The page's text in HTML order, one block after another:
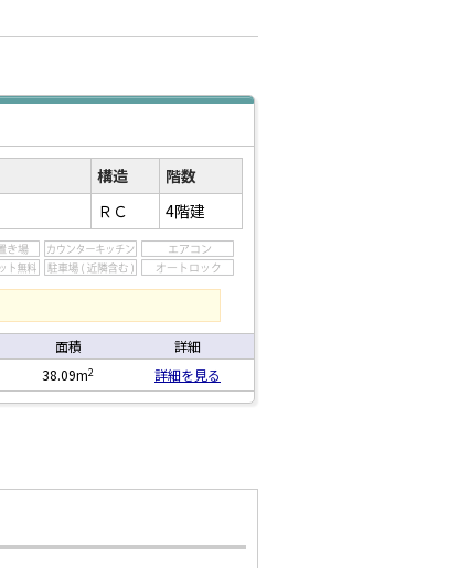
構造
階数
ＲＣ 4階建
面積
詳細
38.09m2 詳細を見る